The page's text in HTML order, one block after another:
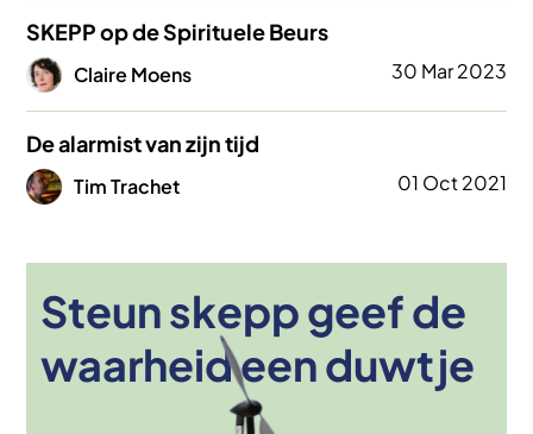
SKEPP op de Spirituele Beurs
AfbeeldingClaire Moens 30 Mar 2023
De alarmist van zijn tijd
Afbeelding
Tim Trachet 01 Oct 2021
Steun skepp geef de
waarheid een duwtje
Afbeelding